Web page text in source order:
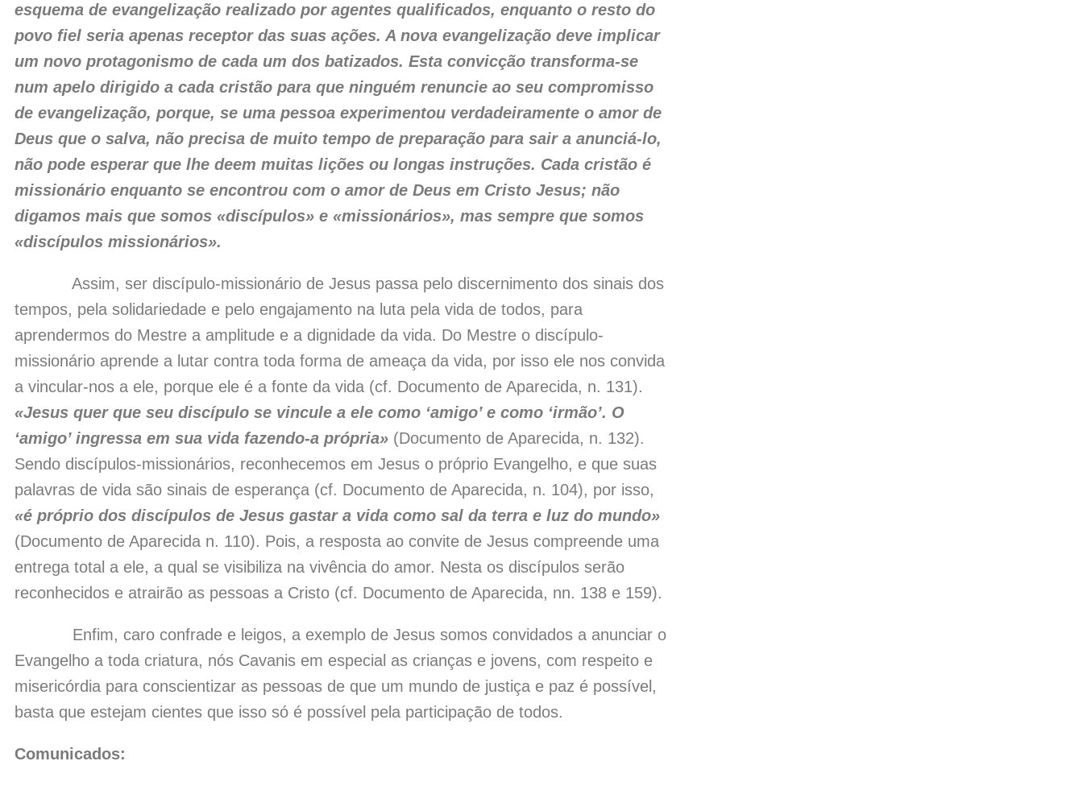
esquema de evangelização realizado por agentes qualificados, enquanto o resto do
povo fiel seria apenas receptor das suas ações. A nova evangelização deve implicar
um novo protagonismo de cada um dos batizados. Esta convicção transforma-se
num apelo dirigido a cada cristão para que ninguém renuncie ao seu compromisso
de evangelização, porque, se uma pessoa experimentou verdadeiramente o amor de
Deus que o salva, não precisa de muito tempo de preparação para sair a anunciá-lo,
não pode esperar que lhe deem muitas lições ou longas instruções. Cada cristão é
missionário enquanto se encontrou com o amor de Deus em Cristo Jesus; não
digamos mais que somos «discípulos» e «missionários», mas sempre que somos
«discípulos missionários».
Assim, ser discípulo-missionário de Jesus passa pelo discernimento dos sinais dos
tempos, pela solidariedade e pelo engajamento na luta pela vida de todos, para
aprendermos do Mestre a amplitude e a dignidade da vida. Do Mestre o discípulo-
missionário aprende a lutar contra toda forma de ameaça da vida, por isso ele nos convida
a vincular-nos a ele, porque ele é a fonte da vida (cf. Documento de Aparecida, n. 131).
«Jesus quer que seu discípulo se vincule a ele como ‘amigo’ e como ‘irmão’. O
‘amigo’ ingressa em sua vida fazendo-a própria» (Documento de Aparecida, n. 132).
Sendo discípulos-missionários, reconhecemos em Jesus o próprio Evangelho, e que suas
palavras de vida são sinais de esperança (cf. Documento de Aparecida, n. 104), por isso,
«é próprio dos discípulos de Jesus gastar a vida como sal da terra e luz do mundo»
(Documento de Aparecida n. 110). Pois, a resposta ao convite de Jesus compreende uma
entrega total a ele, a qual se visibiliza na vivência do amor. Nesta os discípulos serão
reconhecidos e atrairão as pessoas a Cristo (cf. Documento de Aparecida, nn. 138 e 159).
Enfim, caro confrade e leigos, a exemplo de Jesus somos convidados a anunciar o
Evangelho a toda criatura, nós Cavanis em especial as crianças e jovens, com respeito e
misericórdia para conscientizar as pessoas de que um mundo de justiça e paz é possível,
basta que estejam cientes que isso só é possível pela participação de todos.
Comunicados: